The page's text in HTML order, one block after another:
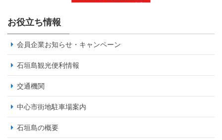
お役立ち情報
会員企業お知らせ・キャンペーン
石垣島観光便利情報
交通機関
中心市街地駐車場案内
石垣島の概要